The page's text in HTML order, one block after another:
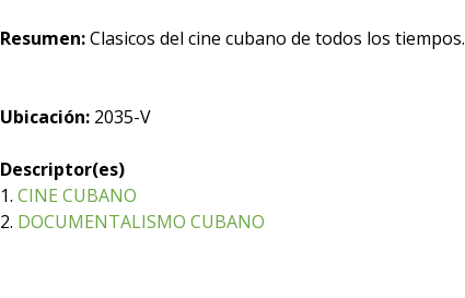
Resumen:Clasicos del cine cubano de todos los tiempos.
Ubicación: 2035-V
Descriptor(es)
1. CINE CUBANO
2. DOCUMENTALISMO CUBANO